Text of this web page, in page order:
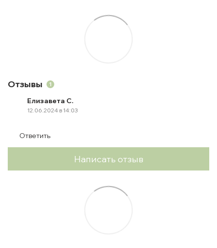
Отзывы 1
Елизавета С.
12.06.2024 в 14:03
Ответить
Написать отзыв